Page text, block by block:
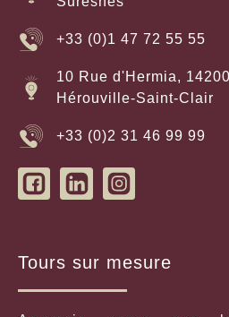
+33 (0)1 47 72 55 55
10 Rue d'Hermia, 14200
Hérouville-Saint-Clair
+33 (0)2 31 46 99 99
Tours sur mesure